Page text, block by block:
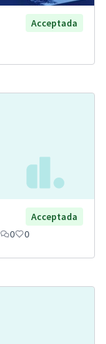
Acceptada
Acceptada
0 0